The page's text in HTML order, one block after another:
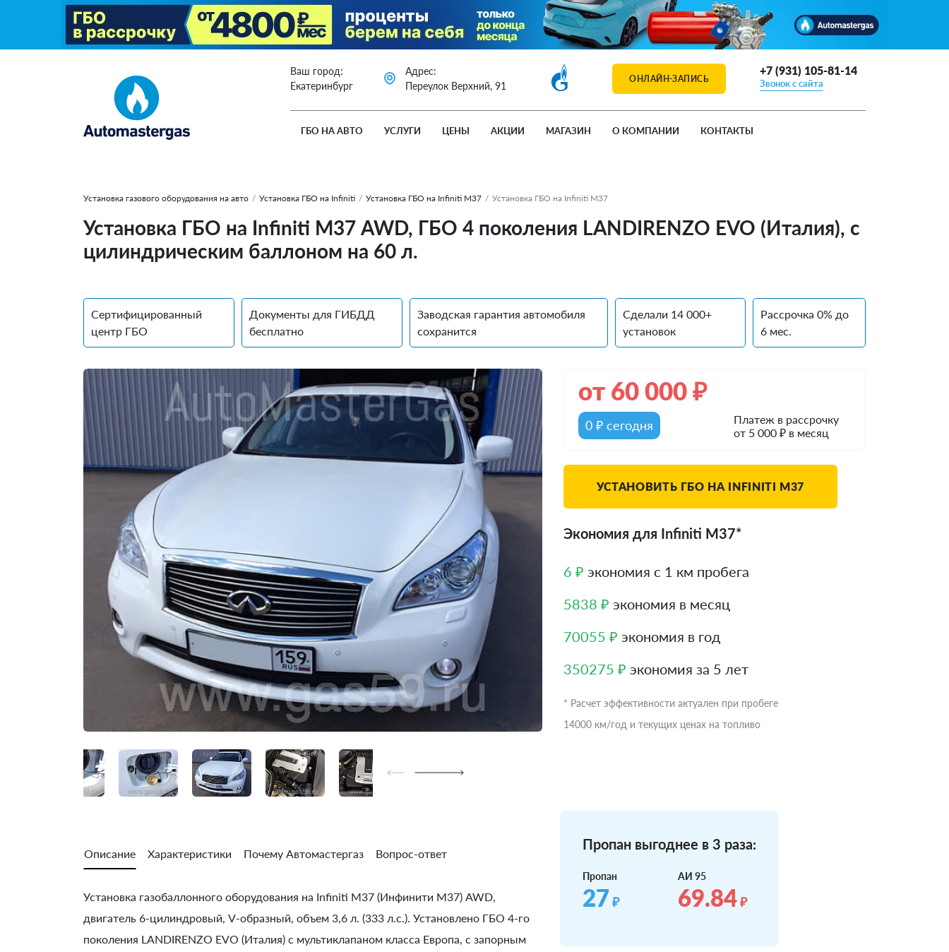
Ваш город:
Екатеринбург
Адрес:
Переулок Верхний, 91
ОНЛАЙН-ЗАПИСЬ
+7 (931) 105-81-14
Звонок с сайта
ГБО НА АВТО УСЛУГИ ЦЕНЫ АКЦИИ МАГАЗИН О КОМПАНИИ КОНТАКТЫ
Установка газового оборудования на авто / Установка ГБО на Infiniti / Установка ГБО на Infiniti М37 / Установка ГБО на Infiniti М37
Установка ГБО на Infiniti М37 AWD, ГБО 4 поколения LANDIRENZO EVO (Италия), с
цилиндрическим баллоном на 60 л.
Сертифицированный
центр ГБО
Документы для ГИБДД
бесплатно
Заводская гарантия автомобиля
сохранится
Сделали 14 000+
установок
Рассрочка 0% до
6 мес.
от 60 000₽
0 ₽ сегодня
Платеж в рассрочку
от 5 000 ₽ в месяц
УСТАНОВИТЬ ГБО НА INFINITI М37
Экономия для Infiniti М37*
6 ₽ экономия с 1 км пробега
5838 ₽ экономия в месяц
70055 ₽ экономия в год
350275 ₽ экономия за 5 лет
* Расчет эффективности актуален при пробеге
14000 км/год и текущих ценах на топливо
Описание Характеристики Почему Автомастергаз Вопрос-ответ
Установка газобаллонного оборудования на Infiniti М37 (Инфинити М37) AWD,
двигатель 6-цилиндровый, V-образный, объем 3,6 л. (333 л.с.). Установлено ГБО 4-го
поколения LANDIRENZO EVO (Италия) с мультиклапаном класса Европа, с запорным
Пропан выгоднее в 3 раза:
Пропан
27₽
АИ 95
69.84₽